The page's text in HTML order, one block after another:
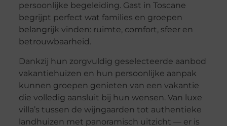
persoonlijke begeleiding. Gast in Toscane
begrijpt perfect wat families en groepen
belangrijk vinden: ruimte, comfort, sfeer en
betrouwbaarheid.
Dankzij hun zorgvuldig geselecteerde aanbod
vakantiehuizen en hun persoonlijke aanpak
kunnen groepen genieten van een vakantie
die volledig aansluit bij hun wensen. Van luxe
villa’s tussen de wijngaarden tot authentieke
landhuizen met panoramisch uitzicht — er is